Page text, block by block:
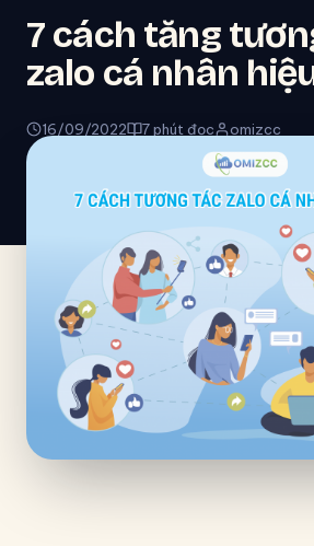
7 cách tăng
zalo cá nhân
16/09/2022 7 phút đọc omizcc